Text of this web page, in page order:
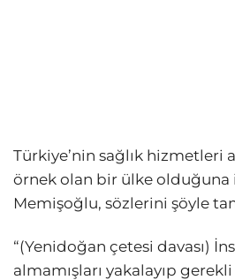
Türkiye’nin sağlık hizmetleri
örnek olan bir ülke olduğuna
Memişoğlu, sözlerini şöyle
“(Yenidoğan çetesi davası)
almamışları yakalayıp